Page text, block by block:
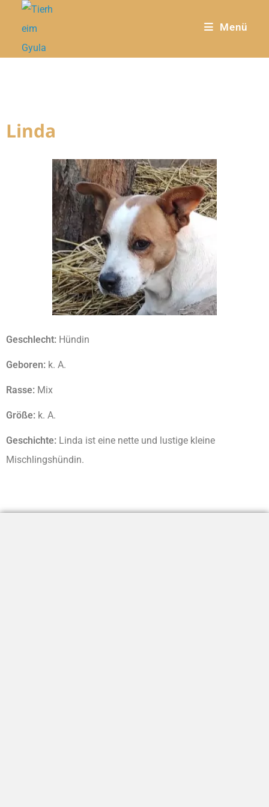
Menü
Linda
Geschlecht: Hündin
Geboren: k. A.
Rasse: Mix
Größe: k. A.
Geschichte: Linda ist eine nette und lustige kleine
Mischlingshündin.